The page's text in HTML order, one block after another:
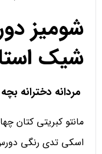
شومیز
شیک
مردانه دخترانه
اسکی تدی رنگی